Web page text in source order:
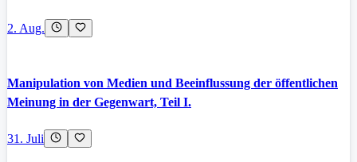
2. Aug.
Manipulation von Medien und Beeinflussung der öffentlichen
Meinung in der Gegenwart, Teil I.
31. Juli